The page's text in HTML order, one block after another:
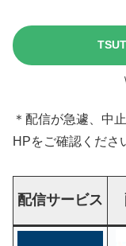
＊配信が急遽、中
HPをご確認くださ
配信サービス